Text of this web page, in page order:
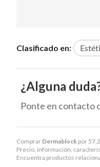
Comprar Dermablock por
Precio, información,
Encuentra productos
Clasificado en:
¿Alguna
Ponte en contacto